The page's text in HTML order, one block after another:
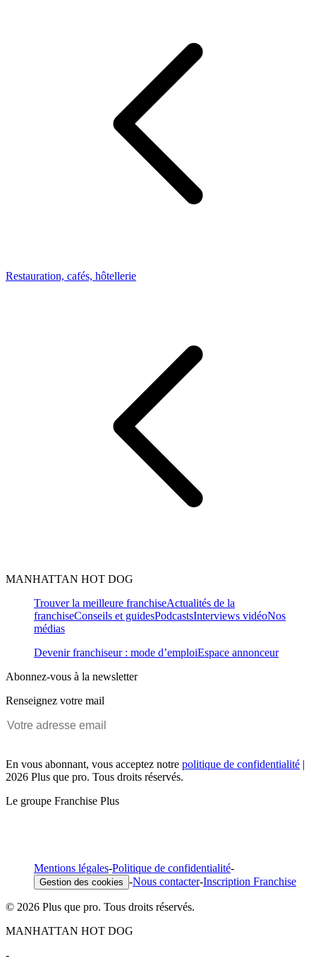
Restauration, cafés, hôtellerie
MANHATTAN HOT DOG
Trouver la meilleure franchiseActualités de la
franchiseConseils et guidesPodcastsInterviews vidéoNos
médias
Devenir franchiseur : mode d’emploiEspace annonceur
Abonnez-vous à la newsletter
Renseignez votre mail
En vous abonnant, vous acceptez notre politique de confidentialité |
2026 Plus que pro. Tous droits réservés.
Le groupe Franchise Plus
Mentions légales-Politique de confidentialité-
Gestion des cookies -Nous contacter-Inscription Franchise
© 2026 Plus que pro. Tous droits réservés.
MANHATTAN HOT DOG
-